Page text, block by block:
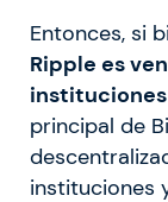
Entonces, si
Ripple es
principal de
instituciones